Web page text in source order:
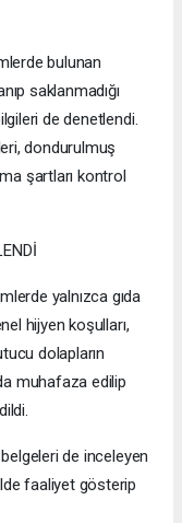
bulunan
saklanmadığı
de denetlendi.
dondurulmuş
şartları kontrol
yalnızca gıda
hijyen koşulları,
dolapların
muhafaza edilip
de inceleyen
faaliyet gösterip